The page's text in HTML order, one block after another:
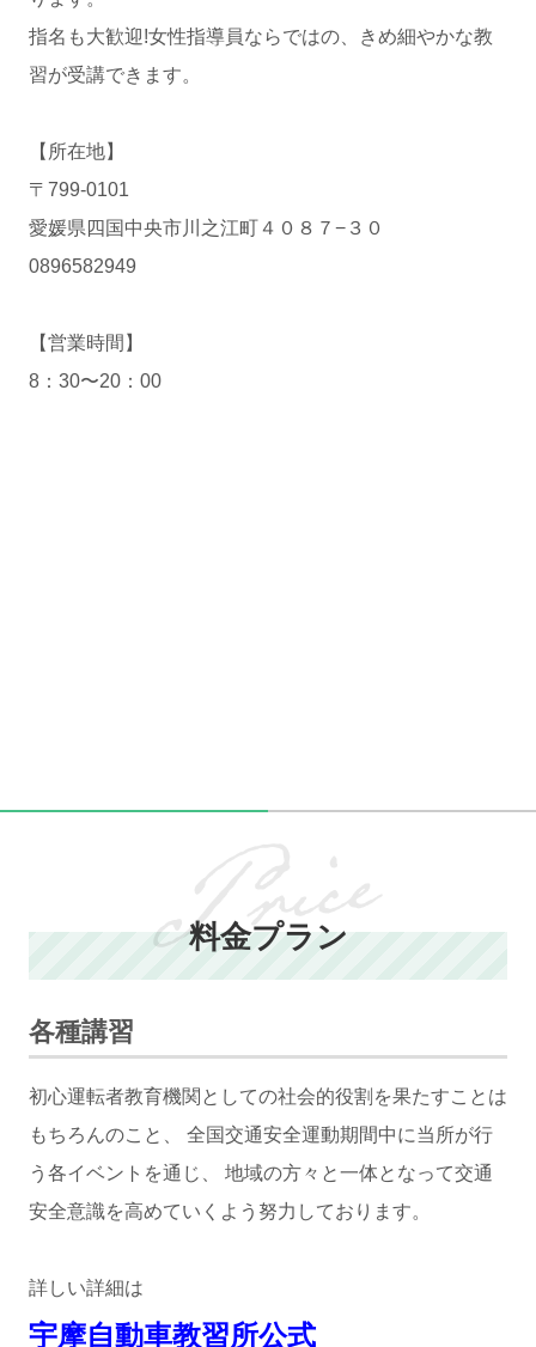
指名も大歓迎!女性指導員ならではの、きめ細やかな教
習が受講できます。
【所在地】
〒799-0101
愛媛県四国中央市川之江町４０８７−３０
0896582949
【営業時間】
8：30〜20：00
料金プラン
各種講習
初心運転者教育機関としての社会的役割を果たすことは
もちろんのこと、 全国交通安全運動期間中に当所が行
う各イベントを通じ、 地域の方々と一体となって交通
安全意識を高めていくよう努力しております。
詳しい詳細は
宇摩自動車教習所公式